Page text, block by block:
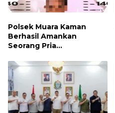
Polsek Muara Kaman
Berhasil Amankan
Seorang Pria
Jenis Sabu